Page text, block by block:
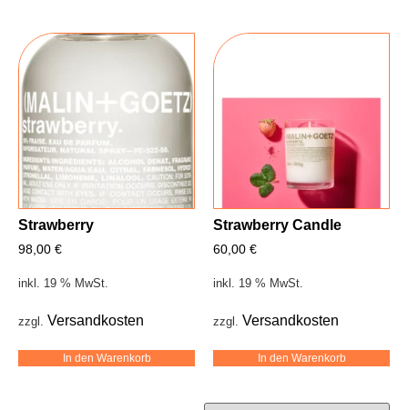
Strawberry
98,00 €
inkl. 19 % MwSt.
zzgl. Versandkosten
In den Warenkorb
Strawberry Candle
60,00 €
inkl. 19 % MwSt.
zzgl. Versandkosten
In den Warenkorb